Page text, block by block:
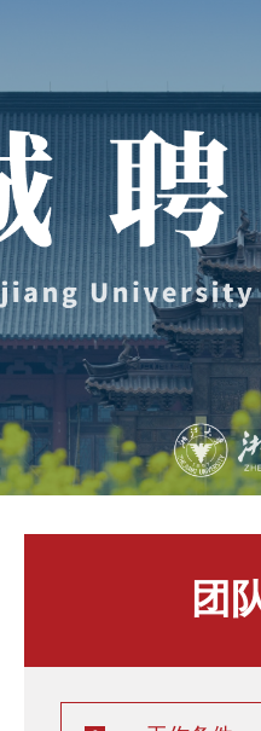
聚贤纳才
Jobs @ ZJU
招聘公告
加入我们
走进浙
浙大简况
人才队伍
事业发展
Careers @ ZJU
支持保
Work
住房资源
服务保障
团